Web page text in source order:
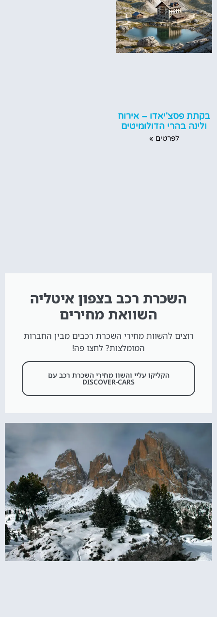
בקתת פסצ'יאדו – אירוח
ולינה בהרי הדולומיטים
לפרטים »
השכרת רכב בצפון איטליה
השוואת מחירים
רוצים להשוות מחירי השכרת רכבים מבין החברות
המומלצות? לחצו פה!
הקליקו עליי והשוו מחירי השכרת רכב עם
DISCOVER-CARS